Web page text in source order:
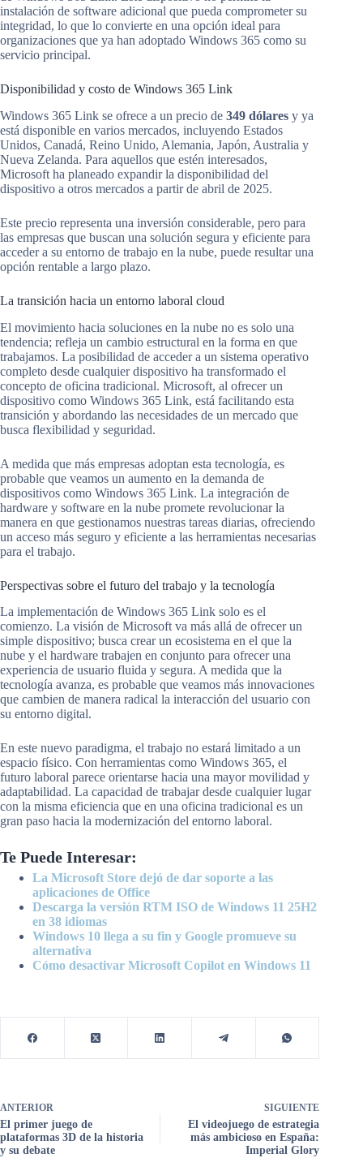
instalación de software adicional que pueda comprometer su
integridad, lo que lo convierte en una opción ideal para
organizaciones que ya han adoptado Windows 365 como su
servicio principal.
Disponibilidad y costo de Windows 365 Link
Windows 365 Link se ofrece a un precio de 349 dólares y ya
está disponible en varios mercados, incluyendo Estados
Unidos, Canadá, Reino Unido, Alemania, Japón, Australia y
Nueva Zelanda. Para aquellos que estén interesados,
Microsoft ha planeado expandir la disponibilidad del
dispositivo a otros mercados a partir de abril de 2025.
Este precio representa una inversión considerable, pero para
las empresas que buscan una solución segura y eficiente para
acceder a su entorno de trabajo en la nube, puede resultar una
opción rentable a largo plazo.
La transición hacia un entorno laboral cloud
El movimiento hacia soluciones en la nube no es solo una
tendencia; refleja un cambio estructural en la forma en que
trabajamos. La posibilidad de acceder a un sistema operativo
completo desde cualquier dispositivo ha transformado el
concepto de oficina tradicional. Microsoft, al ofrecer un
dispositivo como Windows 365 Link, está facilitando esta
transición y abordando las necesidades de un mercado que
busca flexibilidad y seguridad.
A medida que más empresas adoptan esta tecnología, es
probable que veamos un aumento en la demanda de
dispositivos como Windows 365 Link. La integración de
hardware y software en la nube promete revolucionar la
manera en que gestionamos nuestras tareas diarias, ofreciendo
un acceso más seguro y eficiente a las herramientas necesarias
para el trabajo.
Perspectivas sobre el futuro del trabajo y la tecnología
La implementación de Windows 365 Link solo es el
comienzo. La visión de Microsoft va más allá de ofrecer un
simple dispositivo; busca crear un ecosistema en el que la
nube y el hardware trabajen en conjunto para ofrecer una
experiencia de usuario fluida y segura. A medida que la
tecnología avanza, es probable que veamos más innovaciones
que cambien de manera radical la interacción del usuario con
su entorno digital.
En este nuevo paradigma, el trabajo no estará limitado a un
espacio físico. Con herramientas como Windows 365, el
futuro laboral parece orientarse hacia una mayor movilidad y
adaptabilidad. La capacidad de trabajar desde cualquier lugar
con la misma eficiencia que en una oficina tradicional es un
gran paso hacia la modernización del entorno laboral.
Te Puede Interesar:
La Microsoft Store dejó de dar soporte a las
aplicaciones de Office
Descarga la versión RTM ISO de Windows 11 25H2
en 38 idiomas
Windows 10 llega a su fin y Google promueve su
alternativa
Cómo desactivar Microsoft Copilot en Windows 11
ANTERIOR
El primer juego de
plataformas 3D de la historia
y su debate
SIGUIENTE
El videojuego de estrategia
más ambicioso en España:
Imperial Glory